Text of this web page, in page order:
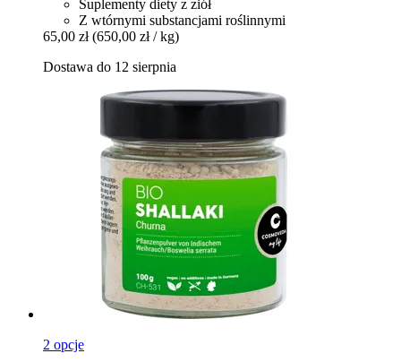
Suplementy diety z ziół
Z wtórnymi substancjami roślinnymi
65,00 zł (650,00 zł / kg)
Dostawa do 12 sierpnia
2 opcje